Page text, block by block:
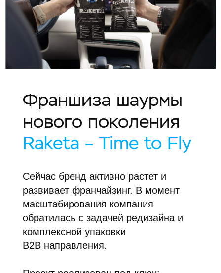
Франшиза шаурмы
нового поколения
Raketa – Time to Fly
Сейчас бренд активно растет и
развивает франчайзинг. В момент
масштабирования компания
обратилась с задачей редизайна и
комплексной упаковки
B2B направления.